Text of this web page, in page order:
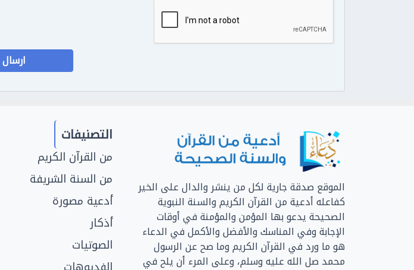
الموقع صدقة جارية لكل من ينشر والدال على الخير
كفاعله أدعية من القرآن الكريم والسنة النبوية
الصحيحة يدعو بها المؤمن والمؤمنة في أوقات
الإجابة وفي المناسك والأفضل والأكمل في الدعاء
هو ما ورد في القرآن الكريم وما صح عن الرسول
محمد صل الله عليه وسلم، وعلى المرء أن يلح في
التصنيفات
من القرآن الكريم
من السنة الشريفة
أدعية مصورة
أذكار
الصوتيات